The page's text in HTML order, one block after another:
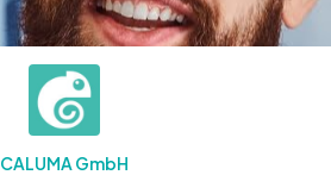
CALUMA GmbH